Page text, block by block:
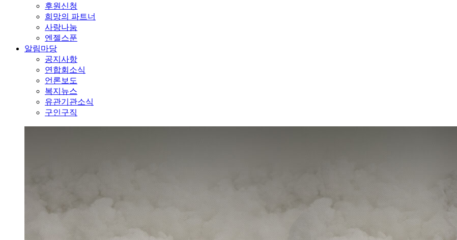
후원신청
희망의 파트너
사랑나눔
엔젤스푼
알림마당
공지사항
연합회소식
언론보도
복지뉴스
유관기관소식
구인구직